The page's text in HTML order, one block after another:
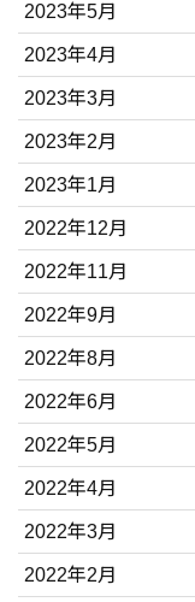
2023年5月
2023年4月
2023年3月
2023年2月
2023年1月
2022年12月
2022年11月
2022年9月
2022年8月
2022年6月
2022年5月
2022年4月
2022年3月
2022年2月